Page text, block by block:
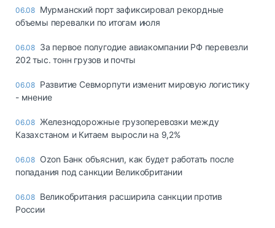
06.08 Мурманский порт зафиксировал рекордные
объемы перевалки по итогам июля
06.08 За первое полугодие авиакомпании РФ перевезли
202 тыс. тонн грузов и почты
06.08 Развитие Севморпути изменит мировую логистику
- мнение
06.08 Железнодорожные грузоперевозки между
Казахстаном и Китаем выросли на 9,2%
06.08 Ozon Банк объяснил, как будет работать после
попадания под санкции Великобритании
06.08 Великобритания расширила санкции против
России